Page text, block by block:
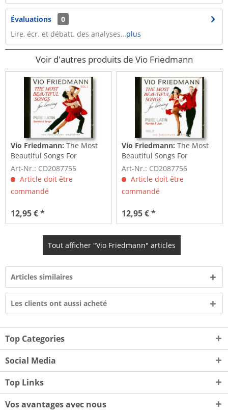
Évaluations
0
Lire, écr. et débatt. des analyses…plus
Voir d'autres produits de Vio Friedmann
Vio Friedmann: The Most
Beautiful Songs For
Dancing - Pure...
Art-Nr.: CD2087755
Article doit être
commandé
12,95 € *
Vio Friedmann: The Most
Beautiful Songs For
Dancing - Pure...
Art-Nr.: CD2087756
Article doit être
commandé
12,95 € *
Tout afficher "Vio Friedmann" articles
Articles similaires
Les clients ont aussi acheté
Top Categories
Social Media
Top Links
Vos avantages avec nous